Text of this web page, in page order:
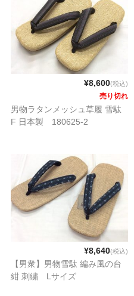
¥8,600(税込)
売り切れ
男物ラタンメッシュ草履 雪駄
F 日本製 180625-2
¥8,640(税込)
【男衆】男物雪駄 編み風の台
紺 刺繍 Lサイズ